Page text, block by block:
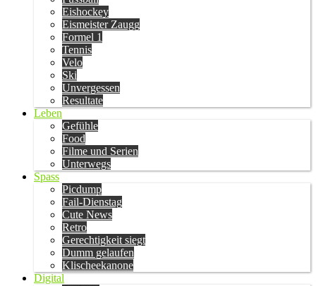
Eishockey
Eismeister Zaugg
Formel 1
Tennis
Velo
Ski
Unvergessen
Resultate
Leben
Gefühle
Food
Filme und Serien
Unterwegs
Spass
Picdump
Fail-Dienstag
Cute News
Retro
Gerechtigkeit siegt
Dumm gelaufen
Klischeekanone
Digital